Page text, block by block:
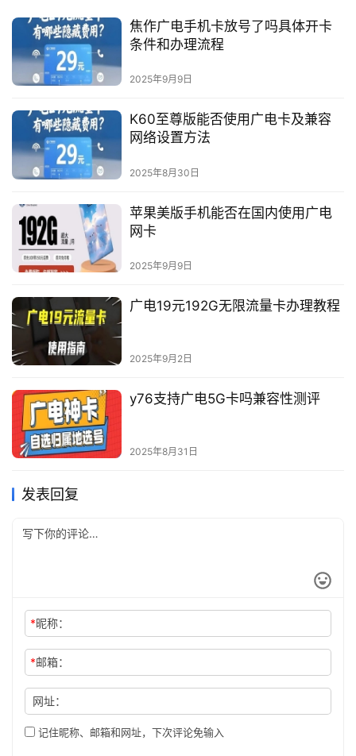
焦作广电手机卡放号了吗具体开卡
条件和办理流程
2025年9月9日
K60至尊版能否使用广电卡及兼容
网络设置方法
2025年8月30日
苹果美版手机能否在国内使用广电
网卡
2025年9月9日
广电19元192G无限流量卡办理教程
2025年9月2日
y76支持广电5G卡吗兼容性测评
2025年8月31日
发表回复
*昵称：
*邮箱：
网址：
记住昵称、邮箱和网址，下次评论免输入